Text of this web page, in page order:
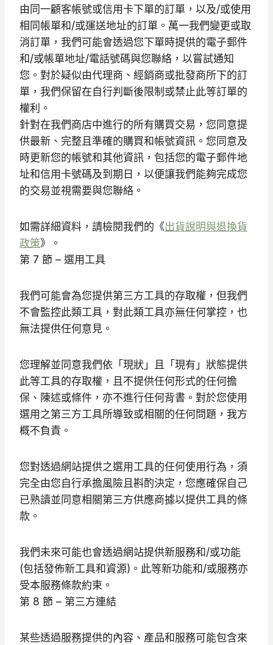
由同一顧客帳號或信用卡下單的訂單，以及/或使用
相同帳單和/或運送地址的訂單。萬一我們變更或取
消訂單，我們可能會透過您下單時提供的電子郵件
和/或帳單地址/電話號碼與您聯絡，以嘗試通知
您。對於疑似由代理商、經銷商或批發商所下的訂
單，我們保留在自行判斷後限制或禁止此等訂單的
權利。
針對在我們商店中進行的所有購買交易，您同意提
供最新、完整且準確的購買和帳號資訊。您同意及
時更新您的帳號和其他資訊，包括您的電子郵件地
址和信用卡號碼及到期日，以便讓我們能夠完成您
的交易並視需要與您聯絡。
如需詳細資料，請檢閱我們的《出貨說明與退換貨
政策》。
第 7 節 – 選用工具
我們可能會為您提供第三方工具的存取權，但我們
不會監控此類工具，對此類工具亦無任何掌控，也
無法提供任何意見。
您理解並同意我們依「現狀」且「現有」狀態提供
此等工具的存取權，且不提供任何形式的任何擔
保、陳述或條件，亦不進行任何背書。對於您使用
選用之第三方工具所導致或相關的任何問題，我方
概不負責。
您對透過網站提供之選用工具的任何使用行為，須
完全由您自行承擔風險且斟酌決定，您應確保自己
已熟讀並同意相關第三方供應商據以提供工具的條
款。
我們未來可能也會透過網站提供新服務和/或功能
(包括發佈新工具和資源)。此等新功能和/或服務亦
受本服務條款約束。
第 8 節 – 第三方連結
某些透過服務提供的內容、產品和服務可能包含來